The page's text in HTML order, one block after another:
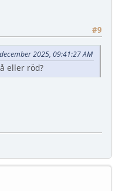
#9
2025, 09:41:27 AM
eller röd?